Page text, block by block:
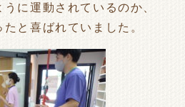
に運動されているのか、
と喜ばれていました。